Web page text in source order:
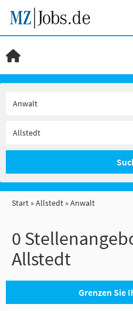
Start Allstedt Anwalt
0
Allstedt
Grenzen Sie